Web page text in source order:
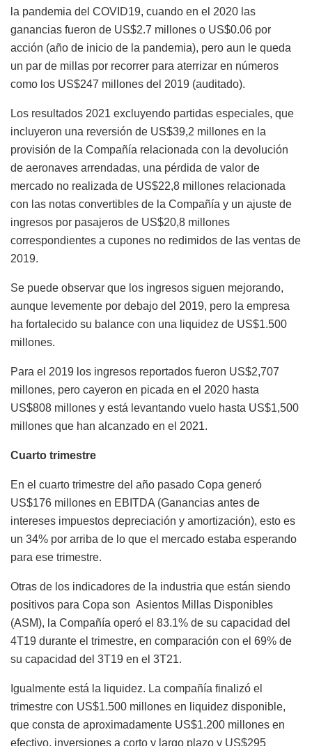
la pandemia del COVID19, cuando en el 2020 las
ganancias fueron de US$2.7 millones o US$0.06 por
acción (año de inicio de la pandemia), pero aun le queda
un par de millas por recorrer para aterrizar en números
como los US$247 millones del 2019 (auditado).
Los resultados 2021 excluyendo partidas especiales, que
incluyeron una reversión de US$39,2 millones en la
provisión de la Compañía relacionada con la devolución
de aeronaves arrendadas, una pérdida de valor de
mercado no realizada de US$22,8 millones relacionada
con las notas convertibles de la Compañía y un ajuste de
ingresos por pasajeros de US$20,8 millones
correspondientes a cupones no redimidos de las ventas de
2019.
Se puede observar que los ingresos siguen mejorando,
aunque levemente por debajo del 2019, pero la empresa
ha fortalecido su balance con una liquidez de US$1.500
millones.
Para el 2019 los ingresos reportados fueron US$2,707
millones, pero cayeron en picada en el 2020 hasta
US$808 millones y está levantando vuelo hasta US$1,500
millones que han alcanzado en el 2021.
Cuarto trimestre
En el cuarto trimestre del año pasado Copa generó
US$176 millones en EBITDA (Ganancias antes de
intereses impuestos depreciación y amortización), esto es
un 34% por arriba de lo que el mercado estaba esperando
para ese trimestre.
Otras de los indicadores de la industria que están siendo
positivos para Copa son Asientos Millas Disponibles
(ASM), la Compañía operó el 83.1% de su capacidad del
4T19 durante el trimestre, en comparación con el 69% de
su capacidad del 3T19 en el 3T21.
Igualmente está la liquidez. La compañía finalizó el
trimestre con US$1.500 millones en liquidez disponible,
que consta de aproximadamente US$1.200 millones en
efectivo, inversiones a corto y largo plazo y US$295